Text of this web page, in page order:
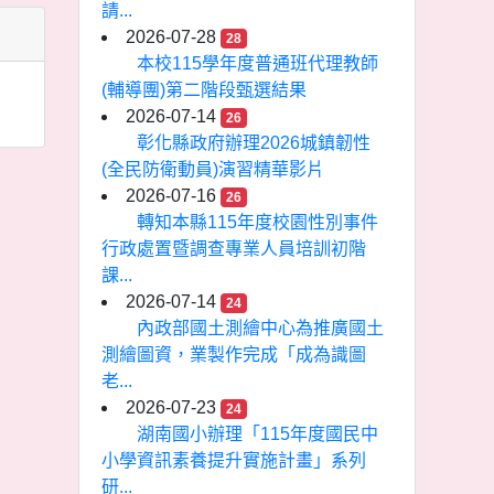
請...
2026-07-28
28
本校115學年度普通班代理教師
(輔導團)第二階段甄選結果
2026-07-14
26
彰化縣政府辦理2026城鎮韌性
(全民防衛動員)演習精華影片
2026-07-16
26
轉知本縣115年度校園性別事件
行政處置暨調查專業人員培訓初階
課...
2026-07-14
24
內政部國土測繪中心為推廣國土
測繪圖資，業製作完成「成為識圖
老...
2026-07-23
24
湖南國小辦理「115年度國民中
小學資訊素養提升實施計畫」系列
研...